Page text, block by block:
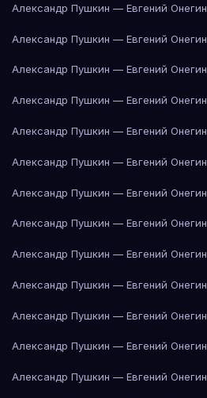
Александр Пушкин — Евгений Онегин
Александр Пушкин — Евгений Онегин
Александр Пушкин — Евгений Онегин
Александр Пушкин — Евгений Онегин
Александр Пушкин — Евгений Онегин
Александр Пушкин — Евгений Онегин
Александр Пушкин — Евгений Онегин
Александр Пушкин — Евгений Онегин
Александр Пушкин — Евгений Онегин
Александр Пушкин — Евгений Онегин
Александр Пушкин — Евгений Онегин
Александр Пушкин — Евгений Онегин
Александр Пушкин — Евгений Онегин